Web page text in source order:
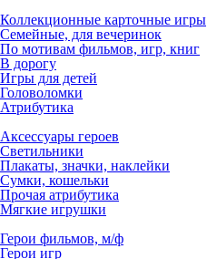
Коллекционные карточные игры
Семейные, для вечеринок
По мотивам фильмов, игр, книг
В дорогу
Игры для детей
Головоломки
Атрибутика
Аксессуары героев
Светильники
Плакаты, значки, наклейки
Сумки, кошельки
Прочая атрибутика
Мягкие игрушки
Герои фильмов, м/ф
Герои игр